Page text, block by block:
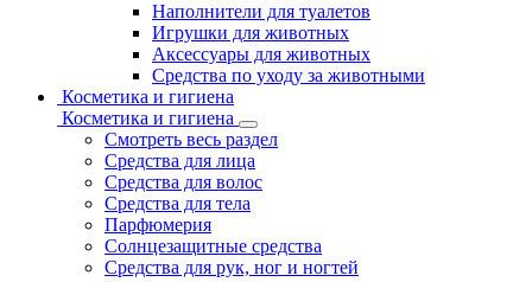
Наполнители для туалетов
Игрушки для животных
Аксессуары для животных
Средства по уходу за животными
Косметика и гигиена
Косметика и гигиена
Смотреть весь раздел
Средства для лица
Средства для волос
Средства для тела
Парфюмерия
Солнцезащитные средства
Средства для рук, ног и ногтей